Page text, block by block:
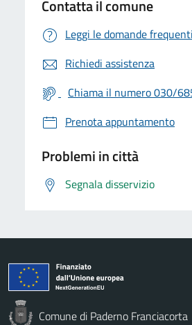
Contatta il comune
Leggi le domande frequenti
Richiedi assistenza
Chiama il numero 030/
Prenota appuntamento
Problemi in città
Segnala disservizio
Comune di Paderno Franciacorta